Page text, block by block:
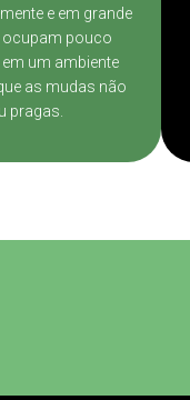
e em grande
pouco
um ambiente
as mudas não
pragas.